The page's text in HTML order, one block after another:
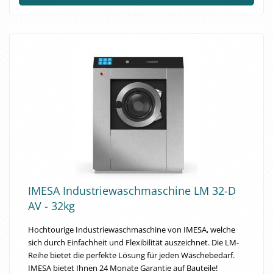
IMESA In­dus­trie­wasch­ma­schi­ne LM 32-D
AV - 32kg
Hoch­tou­rige In­dus­trie­wasch­ma­schi­ne von IMESA, wel­che
sich durch Ein­fach­heit und Fle­xi­bi­li­tät aus­zeich­net. Die LM-​
Reihe bie­tet die per­fek­te Lö­sung für jeden Wä­sche­be­darf.
IMESA bie­tet Ihnen 24 Mo­na­te Ga­ran­tie auf Bau­tei­le!